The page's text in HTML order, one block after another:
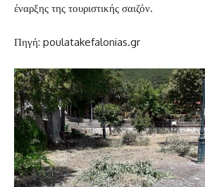
έναρξης της τουριστικής σαιζόν.
Πηγή: poulatakefalonias.gr